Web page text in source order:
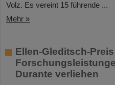
Volz. Es vereint 15 führende ...
Mehr »
Ellen-Gleditsch-
Durante verliehen